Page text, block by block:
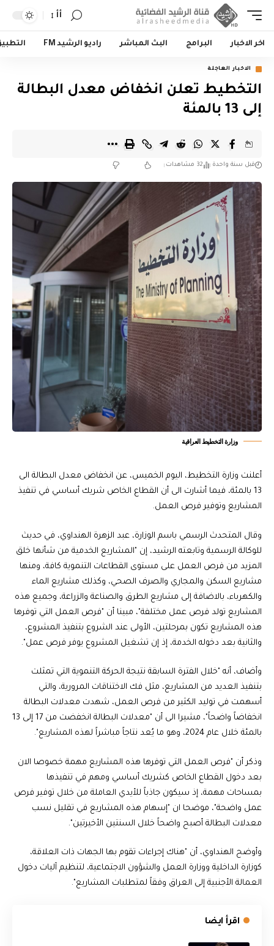
أأ
اخر الاخبار البرامج البث المباشر راديو الرشيد FM
الاخبار العاجلة
التخطيط تعلن انخفاض معدل البطالة
إلى 13 بالمئة
قبل سنة واحدة 32 مشاهدات
وزارة التخطيط العراقية
أعلنت وزارة التخطيط، اليوم الخميس، عن انخفاض معدل البطالة الى
13 بالمئة، فيما أشارت الى أن القطاع الخاص شريك أساسي في تنفيذ
المشاريع وتوفير فرص العمل.
وقال المتحدث الرسمي باسم الوزارة، عبد الزهرة الهنداوي، في حديث
للوكالة الرسمية وتابعته الرشيد، إن "المشاريع الخدمية من شأنها خلق
المزيد من فرص العمل على مستوى القطاعات التنموية كافة، ومنها
مشاريع السكن والمجاري والصرف الصحي، وكذلك مشاريع الماء
والكهرباء، بالاضافة إلى مشاريع الطرق والصناعة والزراعة، وجميع هذه
المشاريع تولد فرص عمل مختلفة"، مبينا أن "فرص العمل التي توفرها
هذه المشاريع تكون بمرحلتين، الأولى عند الشروع بتنفيذ المشروع،
والثانية بعد دخوله الخدمة، إذ إن تشغيل المشروع يوفر فرص عمل".
وأضاف، أنه "خلال الفترة السابقة نتيجة الحركة التنموية التي تمثلت
بتنفيذ العديد من المشاريع، مثل فك الاختناقات المرورية، والتي
أسهمت في توليد الكثير من فرص العمل، شهدت معدلات البطالة
انخفاضاً واضحاً"، مشيرا الى أن "معدلات البطالة انخفضت من 17 إلى 13
بالمئة خلال عام 2024، وهو ما يُعد نتاجاً مباشراً لهذه المشاريع".
وذكر أن "فرص العمل التي توفرها هذه المشاريع مهمة خصوصا الان
بعد دخول القطاع الخاص كشريك أساسي ومهم في تنفيذها
بمساحات مهمة، إذ سيكون جاذباً للأيدي العاملة من خلال توفير فرص
عمل واضحة"، موضحا ان "إسهام هذه المشاريع في تقليل نسب
معدلات البطالة أصبح واضحاً خلال السنتين الأخيرتين".
وأوضح الهنداوي، أن "هناك إجراءات تقوم بها الجهات ذات العلاقة،
كوزارة الداخلية ووزارة العمل والشؤون الاجتماعية، لتنظيم آليات دخول
العمالة الأجنبية إلى العراق وفقاً لمتطلبات المشاريع".
اقرأ ايضا